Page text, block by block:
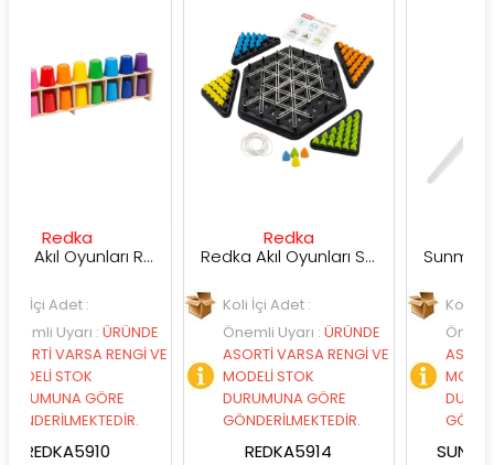
Redka Akıl Oyunları Renk Dedektifi Oyunu
:ÜRÜNDE
RENGİ VE
GÖRE
Redka Akıl Oyunları Strateji Üçgeni Oyunu
Koli İçi Adet :
Önemli Uyarı:ÜRÜNDE
ASORTİ VARSA RENGİ VE
MODELİ STOK
DURUMUNA GÖRE
GÖNDERİLMEKTEDİR.
REDKA5914
Koli İçi Adet :
Önemli Uyarı
ASORTİ VARSA
MODELİ STOK
DURUMUNA